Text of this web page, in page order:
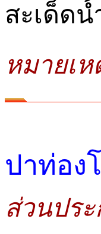
สะเด็ด
หมายเห
ปาท่อง
ส่วนปร